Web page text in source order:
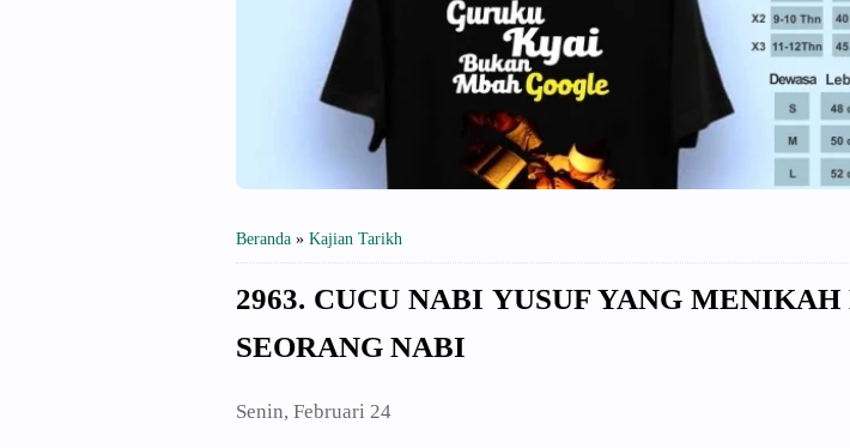
Beranda » Kajian Tarikh
2963. CUCU NABI YUSUF YANG MENIKAH
SEORANG NABI
Senin, Februari 24